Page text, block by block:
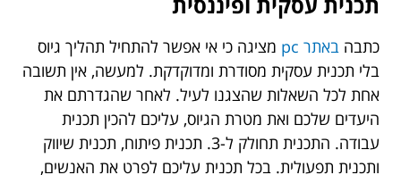
כתבה באתר pc
מציגה כי אי אפשר להתחיל תהליך גיוס
בלי תכנית עסקית מסודרת ומדוקדקת. למעשה, אין תשובה
אחת לכל השאלות שהצגנו לעיל. לאחר שהגדרתם את
היעדים שלכם ואת מטרת הגיוס, עליכם להכין תכנית
עבודה. התכנית תחולק ל-3. תכנית פיתוח, תכנית שיווק
ותכנית תפעולית. בכל תכנית עליכם לפרט את האנשים,